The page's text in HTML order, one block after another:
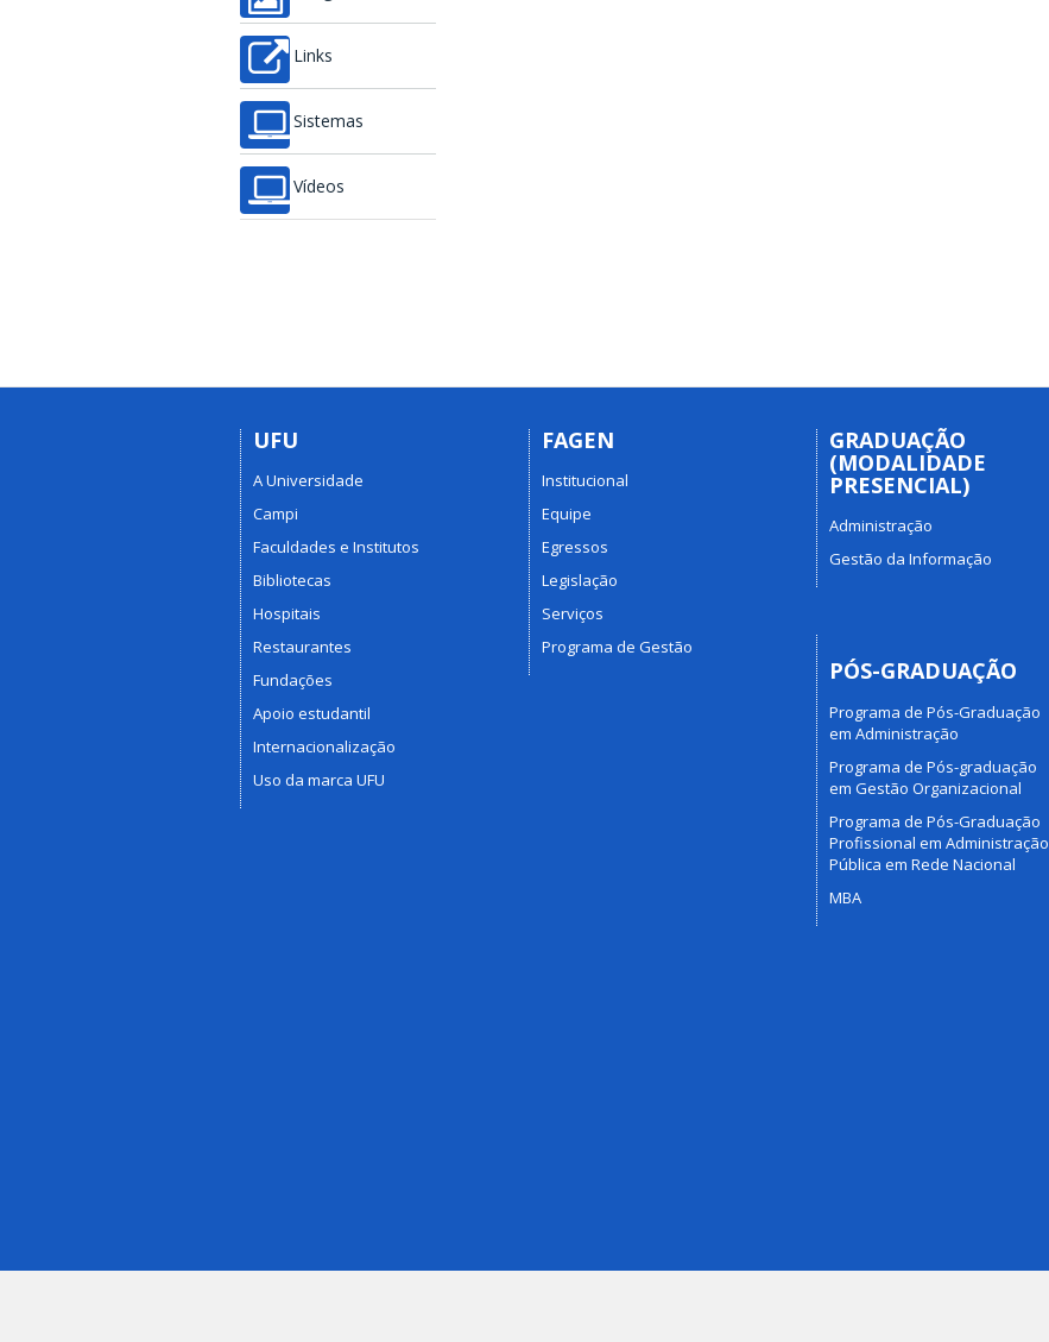
Links
Sistemas
Vídeos
UFU
A Universidade
Campi
Faculdades e Institutos
Bibliotecas
Hospitais
Restaurantes
Fundações
Apoio estudantil
Internacionalização
Uso da marca UFU
FAGEN
Institucional
Equipe
Egressos
Legislação
Serviços
Programa de Gestão
GRADUAÇÃO
(MODALIDADE
PRESENCIAL)
Administração
Gestão da Informação
PÓS-GRADUAÇÃO
Programa de Pós-Graduação
em Administração
Programa de Pós-graduação
em Gestão Organizacional
Programa de Pós-Graduação
Profissional em Administração
Pública em Rede Nacional
MBA